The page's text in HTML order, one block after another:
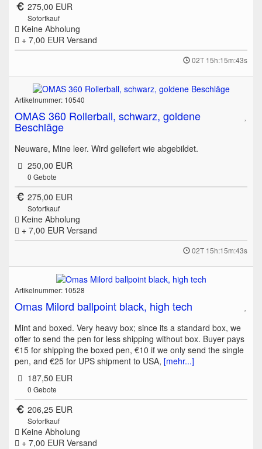
275,00 EUR
Sofortkauf
Keine Abholung
+ 7,00 EUR Versand
02T 15h:15m:43s
Artikelnummer: 10540
OMAS 360 Rollerball, schwarz, goldene
Beschläge
Neuware, Mine leer. Wird geliefert wie abgebildet.
250,00 EUR
0 Gebote
275,00 EUR
Sofortkauf
Keine Abholung
+ 7,00 EUR Versand
02T 15h:15m:43s
Artikelnummer: 10528
Omas Milord ballpoint black, high tech
Mint and boxed. Very heavy box; since its a standard box, we
offer to send the pen for less shipping without box. Buyer pays
€15 for shipping the boxed pen, €10 if we only send the single
pen, and €25 for UPS shipment to USA, [mehr...]
187,50 EUR
0 Gebote
206,25 EUR
Sofortkauf
Keine Abholung
+ 7,00 EUR Versand